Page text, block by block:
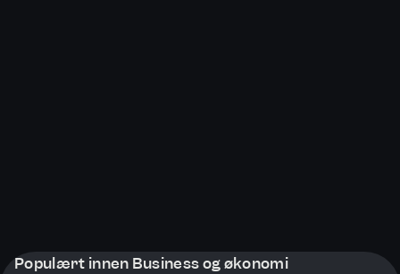
Populært innen Business og økonomi